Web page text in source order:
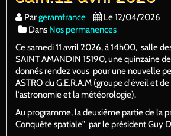
Pargeramfrance
Le 12/04/2026
Dans Nos permanences
Ce samedi 11 avril 2026, à 14h00, salle
SAINT AMANDIN 15190, une quinzaine
donnés rendez vous pour une nouvelle
ASTRO du G.E.R.A.M (groupe d'éveil et
l'astronomie et la météorologie).
Au programme, la deuxième partie de la
Conquête spatiale" par le président Guy